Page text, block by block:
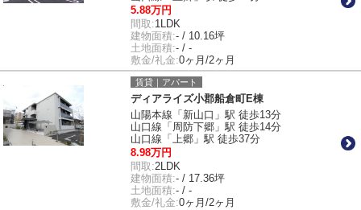
5.88万円
間取:1LDK
建物面積:- / 10.16坪
土地面積:- / -
敷金/礼金:0ヶ月/2ヶ月
賃貸｜アパート
ディアライズ小郡船倉町E棟
山陽本線「新山口」駅 徒歩13分
山口線「周防下郷」駅 徒歩14分
山口線「上郷」駅 徒歩37分
8.98万円
間取:2LDK
建物面積:- / 17.36坪
土地面積:- / -
敷金/礼金:0ヶ月/2ヶ月